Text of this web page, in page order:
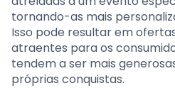
tornando-as mais
Isso pode resultar em
atraentes para os
tendem a ser mais
próprias conquistas.